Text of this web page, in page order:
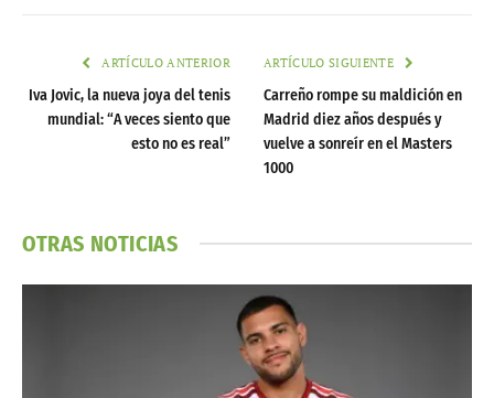
ARTÍCULO ANTERIOR
Iva Jovic, la nueva joya del tenis
mundial: “A veces siento que
esto no es real”
ARTÍCULO SIGUIENTE
Carreño rompe su maldición en
Madrid diez años después y
vuelve a sonreír en el Masters
1000
OTRAS NOTICIAS